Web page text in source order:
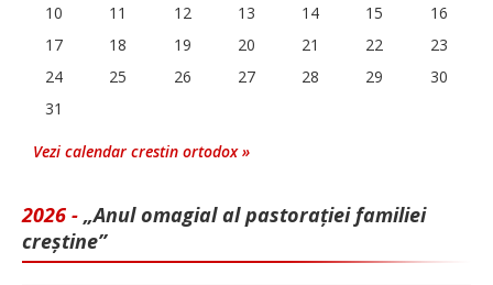
10
11 12 13 14 15
16
17
18 19 20 21 22
23
24
25 26 27 28 29
30
31
Vezi calendar crestin ortodox »
2026 - „Anul omagial al pastorației familiei
creștine”